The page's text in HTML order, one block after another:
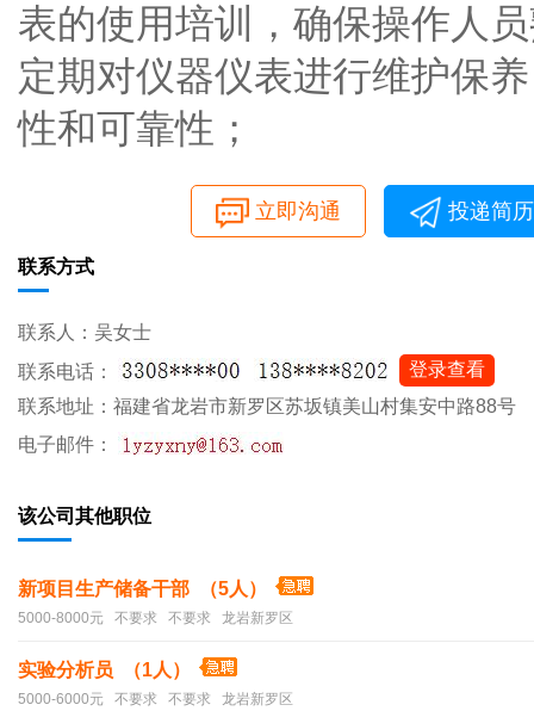
表的使用培训，确保操作人
定期对仪器仪表进行维护保
性和可靠性；
立即沟通 投递简历
联系方式
联系人：吴女士
联系电话：
登录查看
联系地址：福建省龙岩市新罗区苏坂镇美山村集安中路88号
电子邮件：
该公司其他职位
新项目生产储备干部 （5人）
5000-8000元 不要求 不要求 龙岩新罗区
实验分析员 （1人）
5000-6000元 不要求 不要求 龙岩新罗区